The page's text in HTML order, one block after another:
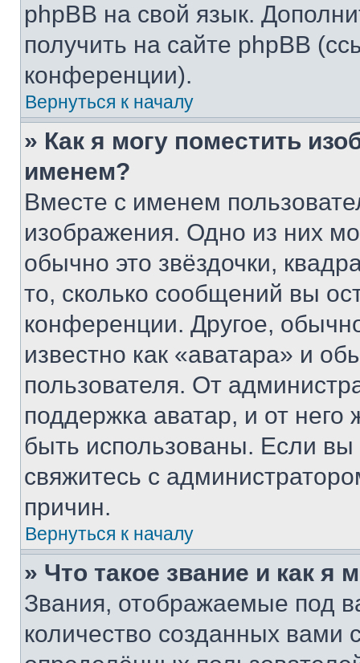
phpBB на свой язык.
получить на сайте phpBB
конференции).
Вернуться к началу
» Как я могу поместить
именем?
Вместе с именем
изображения. Одно из них
обычно это звёздочки,
то, сколько сообщений вы
конференции. Другое,
известно как «аватара» и
пользователя. От
поддержка аватар, и от него
быть использованы. Если
свяжитесь с
причин.
Вернуться к началу
» Что такое звание и как я
Звания, отображаемые под
количество созданных